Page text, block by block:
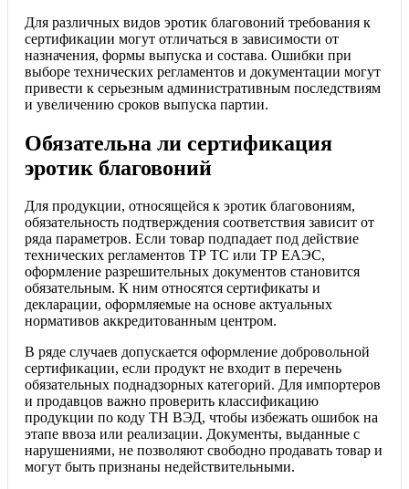
Для различных видов эротик благовоний требования к
сертификации могут отличаться в зависимости от
назначения, формы выпуска и состава. Ошибки при
выборе технических регламентов и документации могут
привести к серьезным административным последствиям
и увеличению сроков выпуска партии.
Обязательна ли сертификация
эротик благовоний
Для продукции, относящейся к эротик благовониям,
обязательность подтверждения соответствия зависит от
ряда параметров. Если товар подпадает под действие
технических регламентов ТР ТС или ТР ЕАЭС,
оформление разрешительных документов становится
обязательным. К ним относятся сертификаты и
декларации, оформляемые на основе актуальных
нормативов аккредитованным центром.
В ряде случаев допускается оформление добровольной
сертификации, если продукт не входит в перечень
обязательных поднадзорных категорий. Для импортеров
и продавцов важно проверить классификацию
продукции по коду ТН ВЭД, чтобы избежать ошибок на
этапе ввоза или реализации. Документы, выданные с
нарушениями, не позволяют свободно продавать товар и
могут быть признаны недействительными.